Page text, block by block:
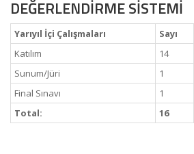
DEĞERLENDİRME SİSTEMİ
Yarıyıl İçi Çalışmaları Sayı
Katılım
14
Sunum/Jüri
1
Final Sınavı
1
Total:
16